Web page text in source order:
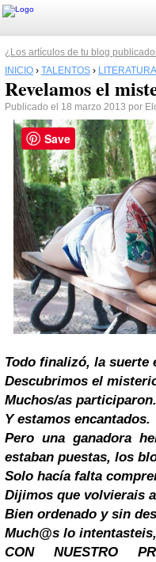
¿Los artículos de tu blog
INICIO › TALENTOS › LITERATURA
Revelamos el
Publicado el 18 marzo 2013 por
Todo finalizó, la suerte
Descubrimos el
Muchos/as participaron.
Y estamos encantados.
Pero una ganadora
estaban puestas, los
Solo hacía falta
Dijimos que volvierais
Bien ordenado y sin
Much@s lo
CON NUESTRO
Save